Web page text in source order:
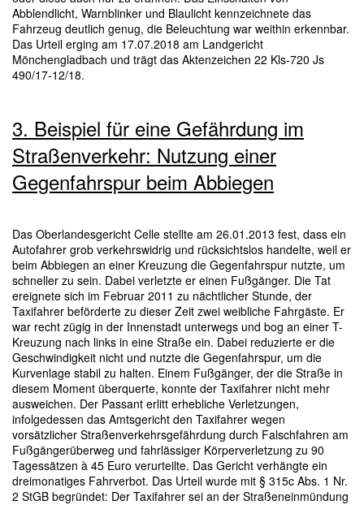
Abblendlicht, Warnblinker und Blaulicht kennzeichnete das
Fahrzeug deutlich genug, die Beleuchtung war weithin erkennbar.
Das Urteil erging am 17.07.2018 am Landgericht
Mönchengladbach und trägt das Aktenzeichen 22 Kls-720 Js
490/17-12/18.
3. Beispiel für eine Gefährdung im
Straßenverkehr: Nutzung einer
Gegenfahrspur beim Abbiegen
Das Oberlandesgericht Celle stellte am 26.01.2013 fest, dass ein
Autofahrer grob verkehrswidrig und rücksichtslos handelte, weil er
beim Abbiegen an einer Kreuzung die Gegenfahrspur nutzte, um
schneller zu sein. Dabei verletzte er einen Fußgänger. Die Tat
ereignete sich im Februar 2011 zu nächtlicher Stunde, der
Taxifahrer beförderte zu dieser Zeit zwei weibliche Fahrgäste. Er
war recht zügig in der Innenstadt unterwegs und bog an einer T-
Kreuzung nach links in eine Straße ein. Dabei reduzierte er die
Geschwindigkeit nicht und nutzte die Gegenfahrspur, um die
Kurvenlage stabil zu halten. Einem Fußgänger, der die Straße in
diesem Moment überquerte, konnte der Taxifahrer nicht mehr
ausweichen. Der Passant erlitt erhebliche Verletzungen,
infolgedessen das Amtsgericht den Taxifahrer wegen
vorsätzlicher Straßenverkehrsgefährdung durch Falschfahren am
Fußgängerüberweg und fahrlässiger Körperverletzung zu 90
Tagessätzen à 45 Euro verurteilte. Das Gericht verhängte ein
dreimonatiges Fahrverbot. Das Urteil wurde mit § 315c Abs. 1 Nr.
2 StGB begründet: Der Taxifahrer sei an der Straßeneinmündung